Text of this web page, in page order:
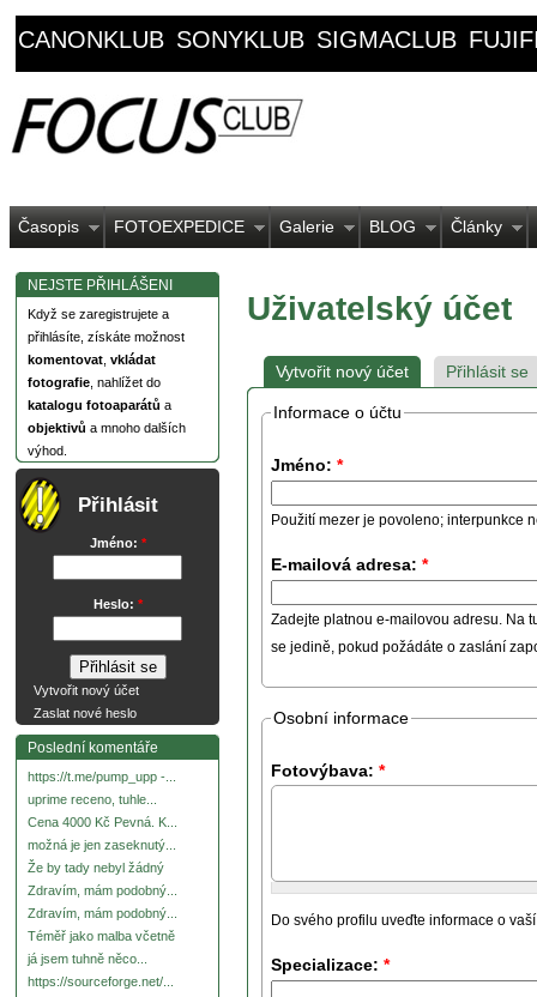
CANONKLUB SONYKLUB SIGMACLUB
Časopis FOTOEXPEDICE Galerie BLOG Články
NEJSTE PŘIHLÁŠENI
Když se zaregistrujete a
přihlásíte, získáte možnost
komentovat vkládat
fotografie , nahlížet do
katalogu fotoaparátů a
objektivů a mnoho dalších
výhod.
Přihlásit
Jméno: *
Heslo: *
Vytvořit nový účet
Zaslat nové heslo
Poslední komentáře
https://t.me/pump_upp -...
uprime receno, tuhle...
Cena 4000 Kč Pevná. K...
možná je jen zaseknutý...
Že by tady nebyl žádný
Zdravím, mám podobný...
Zdravím, mám podobný...
Téměř jako malba včetně
já jsem tuhně něco...
https://sourceforge.net/...
Uživatelský účet
Vytvořit nový účet Přihlásit se
Informace o účtu
Jméno: *
Použití mezer je povoleno; interpunkce
E-mailová adresa: *
Zadejte platnou e-mailovou adresu. Na
se jedině, pokud požádáte o zaslání
Osobní informace
Fotovýbava: *
Do svého profilu uveďte informace o
Specializace: *